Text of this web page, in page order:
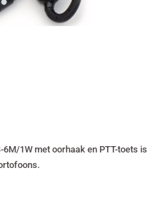
6M/1W met oorhaak en PTT-toets is